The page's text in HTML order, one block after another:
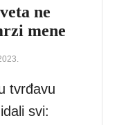
ne
mene
tvrđavu
svi: